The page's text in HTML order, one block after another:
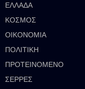
ΕΛΛΑΔΑ
ΚΟΣΜΟΣ
ΟΙΚΟΝΟΜΙΑ
ΠΟΛΙΤΙΚΗ
ΠΡΟΤΕΙΝΟΜΕΝΟ
ΣΕΡΡΕΣ